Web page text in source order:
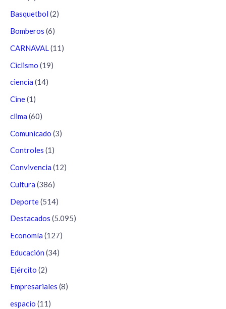
Basquetbol (2)
Bomberos (6)
CARNAVAL(11)
Ciclismo (19)
ciencia (14)
Cine(1)
clima (60)
Comunicado (3)
Controles (1)
Convivencia (12)
Cultura (386)
Deporte(514)
Destacados (5.095)
Economía (127)
Educación (34)
Ejército (2)
Empresariales (8)
espacio (11)